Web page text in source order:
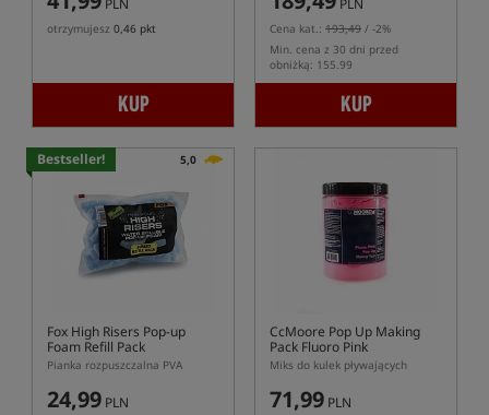
PLN
otrzymujesz 0,46 pkt
KUP
PLN
Cena kat.: 193,49 / -2%
Min. cena z 30 dni przed
obniżką: 155.99
KUP
Bestseller! 5,0
Fox High Risers Pop-up
Foam Refill Pack
Pianka rozpuszczalna PVA
24,99 PLN
CcMoore Pop Up Making
Pack Fluoro Pink
Miks do kulek pływających
71,99 PLN